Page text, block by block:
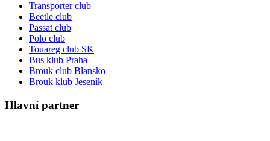
Transporter club
Beetle club
Passat club
Polo club
Touareg club SK
Bus klub Praha
Brouk club Blansko
Brouk klub Jeseník
Hlavní partner